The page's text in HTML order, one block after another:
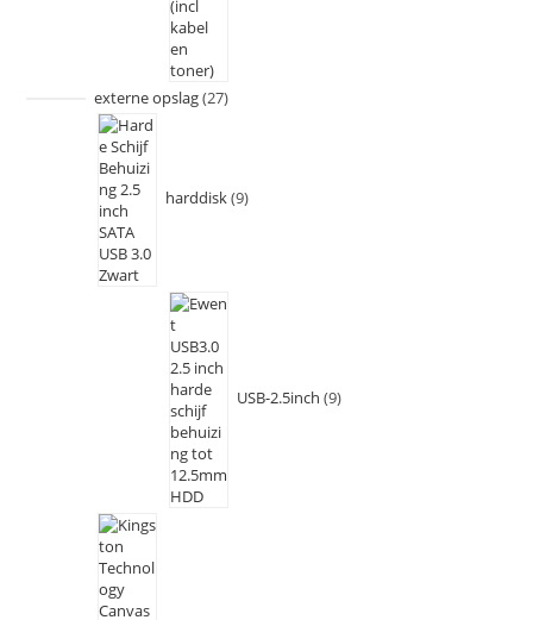
externe opslag 27
harddisk 9
USB-2.5inch 9